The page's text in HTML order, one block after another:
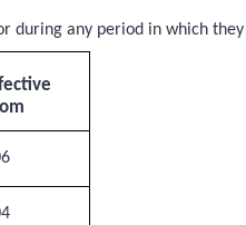
during any period in which they